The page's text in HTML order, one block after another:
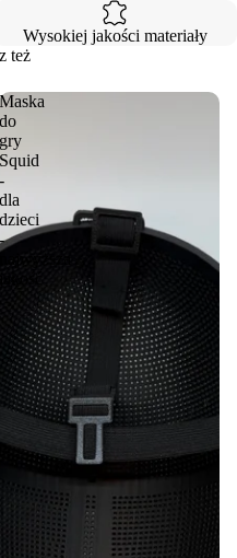
Wysokiej jakości materiały
też
Maska
do
gry
Squid
-
dla
dzieci
-
najwyższa